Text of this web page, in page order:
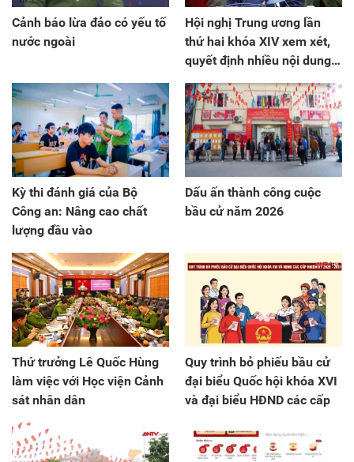
Cảnh báo lừa đảo có yếu tố
nước ngoài
Hội nghị Trung ương lần
thứ hai khóa XIV xem xét,
quyết định nhiều nội dung
Kỳ thi đánh giá của Bộ
Công an: Nâng cao chất
lượng đầu vào
Dấu ấn thành công cuộc
bầu cử năm 2026
Thứ trưởng Lê Quốc Hùng
làm việc với Học viện Cảnh
sát nhân dân
Quy trình bỏ phiếu bầu cử
đại biểu Quốc hội khóa XVI
và đại biểu HĐND các cấp